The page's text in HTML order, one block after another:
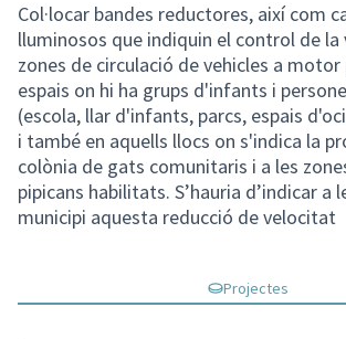
Col·locar bandes reductores, així com
lluminosos que indiquin el control de
zones de circulació de vehicles a motor
espais on hi ha grups d'infants i
(escola, llar d'infants, parcs, espais
i també en aquells llocs on s'indica la
colònia de gats comunitaris i a les
pipicans habilitats. S’hauria d’indicar a
municipi aquesta reducció de velocitat
Projectes